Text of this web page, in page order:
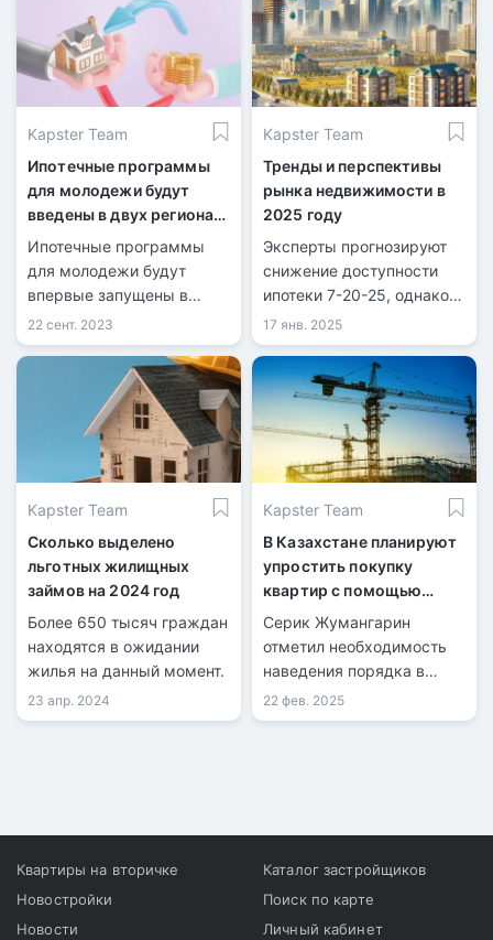
включая масштабное
строительство жилья в
сельской местности.
качество строительства и
надежность застройщика.
Kapster Team
Ипотечные программы
для молодежи будут
введены в двух регионах
Казахстана
Ипотечные программы
для молодежи будут
впервые запущены в
Павлодарской области
(«Ертiс жастары») и
22 сент. 2023
Kapster Team
Тренды и перспективы
рынка недвижимости в
2025 году
Эксперты прогнозируют
снижение доступности
ипотеки 7-20-25, однако
программы «Отау» и
«Наурыз» могут стать ей
серьезной альтернативой.
17 янв. 2025
Kapster Team
Сколько выделено
льготных жилищных
займов на 2024 год
Более 650 тысяч граждан
находятся в ожидании
жилья на данный момент.
23 апр. 2024
Kapster Team
В Казахстане планируют
упростить покупку
квартир с помощью
безналичного расчёта
Серик Жумангарин
отметил необходимость
наведения порядка в
строительной сфере.
22 фев. 2025
Квартиры на вторичке
Новостройки
Новости
Каталог застройщиков
Поиск по карте
Личный кабинет